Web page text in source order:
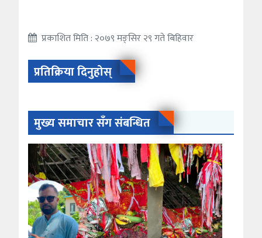
प्रकाशित मिति : २०७९ मङ्सिर २९ गते बिहिवार
प्रतिक्रिया दिनुहोस्
मुख्य समाचार सँग संबन्धित